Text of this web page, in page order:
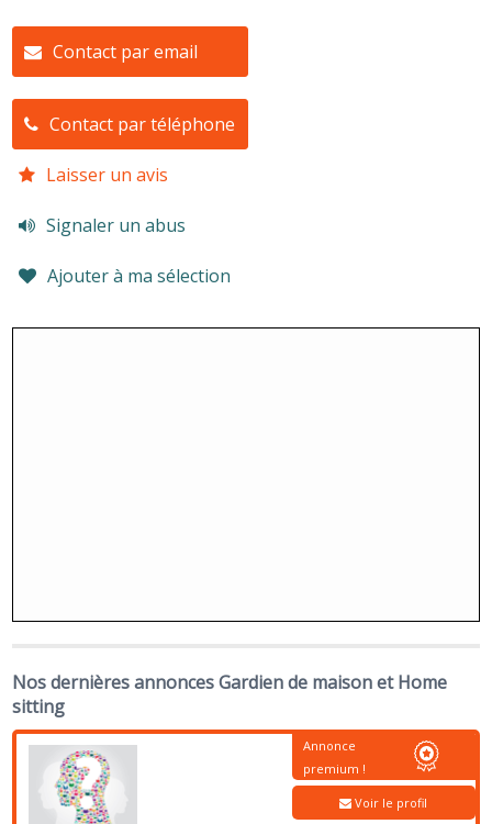
Contact par email
Contact par téléphone
Laisser un avis
Signaler un abus
Ajouter à ma sélection
Nos dernières annonces Gardien de maison et Home
sitting
Annonce
premium !
Voir le profil